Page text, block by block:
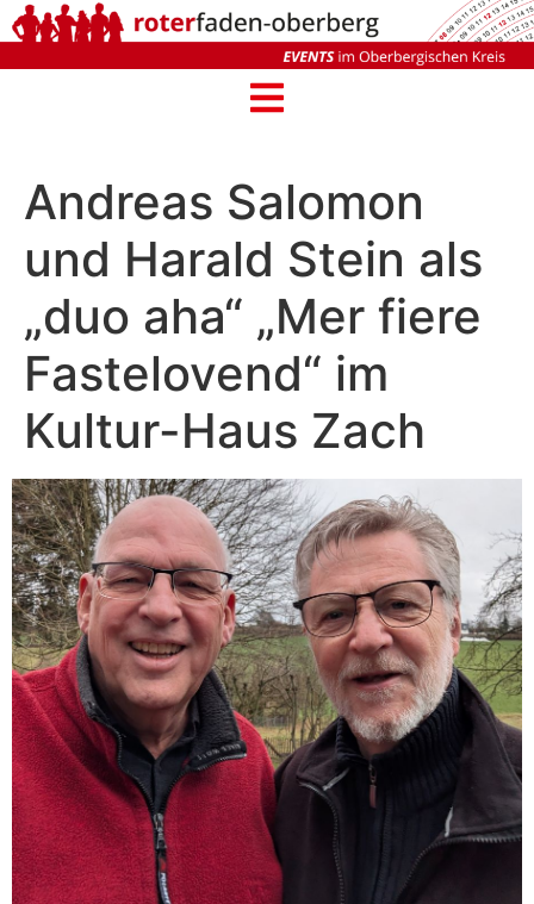
Andreas Salomon
und Harald Stein als
„duo aha“ „Mer fiere
Fastelovend“ im
Kultur-Haus Zach